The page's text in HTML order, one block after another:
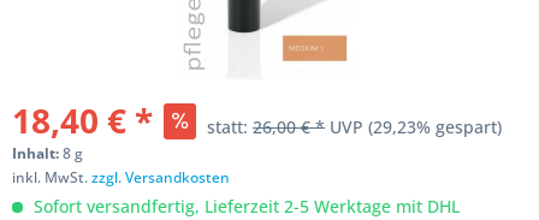
18,40 € * statt: 26,00 € * UVP (29,23% gespart)
Inhalt:8 g
inkl. MwSt.zzgl. Versandkosten
Sofort versandfertig, Lieferzeit 2-5 Werktage mit DHL